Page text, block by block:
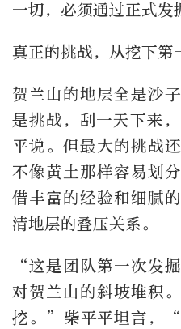
一切，必须通过正式发
真正的挑战，从挖下第
贺兰山的地层全是沙
是挑战，刮一天下来
平说。但最大的挑战
不像黄土那样容易划
借丰富的经验和细腻
清地层的叠压关系。
“这是团队第一次发
对贺兰山的斜坡堆积
挖。”柴平平坦言，“